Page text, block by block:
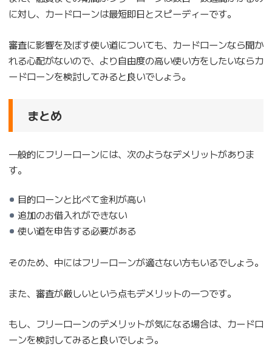
に対し、カードローンは最短即日とスピーディーです。
審査に影響を及ぼす使い道についても、カードローンなら聞か
れる心配がないので、より自由度の高い使い方をしたいならカ
ードローンを検討してみると良いでしょう。
まとめ
一般的にフリーローンには、次のようなデメリットがありま
す。
目的ローンと比べて金利が高い
追加のお借入れができない
使い道を申告する必要がある
そのため、中にはフリーローンが適さない方もいるでしょう。
また、審査が厳しいという点もデメリットの一つです。
もし、フリーローンのデメリットが気になる場合は、カードロ
ーンを検討してみると良いでしょう。